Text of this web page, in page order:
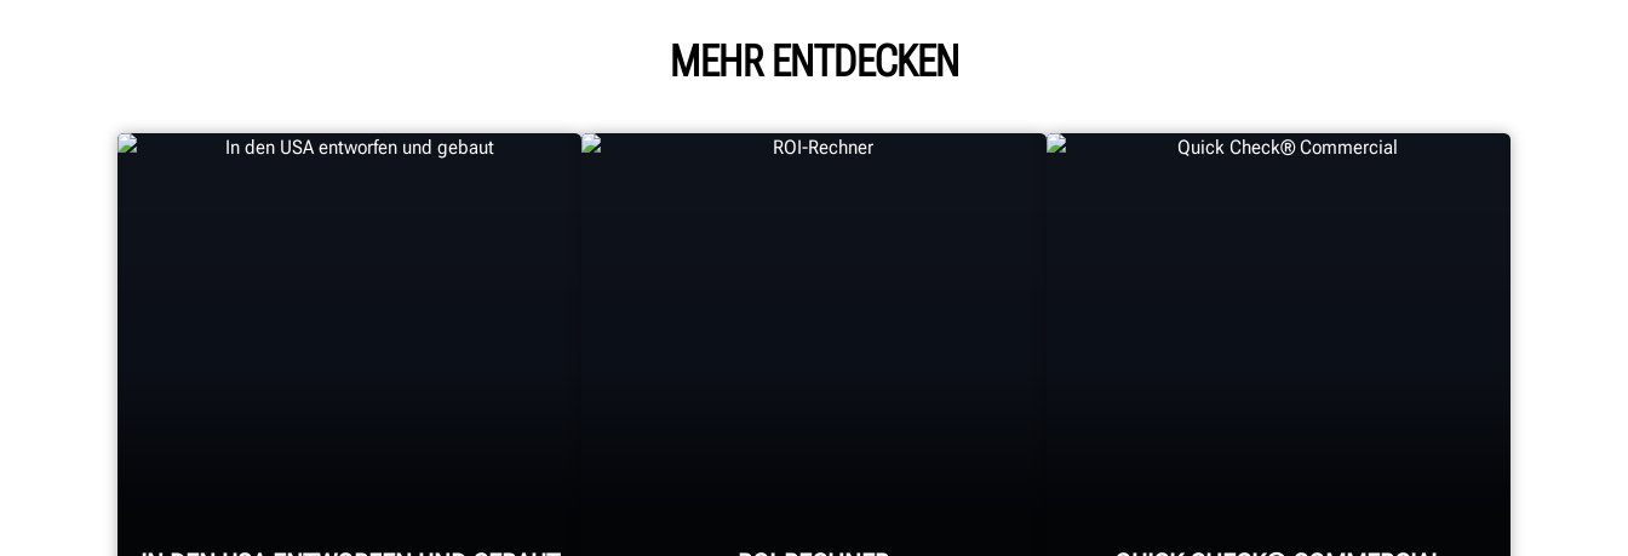
MEHR ENTDECKEN